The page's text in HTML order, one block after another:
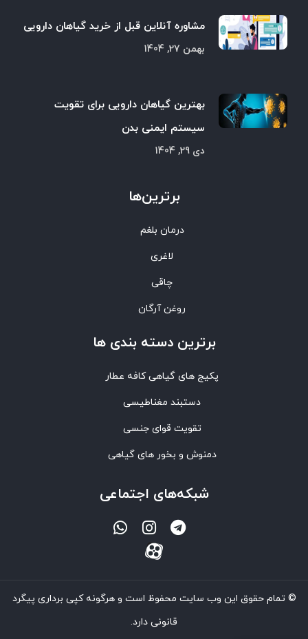
مشاوره آنلاین قبل از خرید گیاهان دارویی
بهمن 27, 1404
بهترین گیاهان دارویی برای تقویت
سیستم ایمنی بدن
دی 29, 1404
برترین‌ها
درمان بلغم
لاغری
چاقی
روغن آرگان
برترین‌ دسته بندی ها
پکیج های گیاهی کافه عطار
دستبند مغناطیسی
تقویت قوای جنسی
دمنوش و بخور های گیاهی
شبکه‌های اجتماعی
© تمام حقوق این وب سایت محفوظ است و هرگونه کپی برداری پیگرد
قانونی دارد.